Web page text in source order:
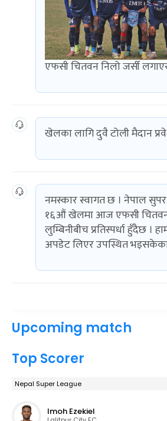
एफसी चितवन निलो जर्सी
खेलका लागि दुवै टोली मैदान
नमस्कार स्वागत छ । नेपाल
१६औं खेलमा आज एफसी
लुम्बिनीबीच प्रतिस्पर्धा हुँदैछ ।
अपडेट लिएर उपस्थित
Upcoming match
Top Scorer
Nepal Super League
Imoh Ezekiel